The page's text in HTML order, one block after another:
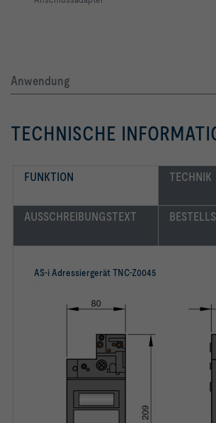
Anwendung
TECHNISCHE
FUNKTION TECHNIK
AUSSCHREIBUNGSTEXT
AS-i Adressiergerät TNC-Z0045